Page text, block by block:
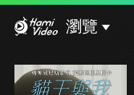
瀏覽